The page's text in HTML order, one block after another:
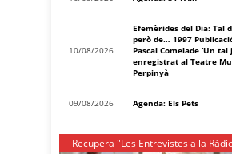
10/08/2026
Efemèrides del Dia: Tal
però de… 1997
Pascal Comelade ‘Un tal
enregistrat al Teatre
Perpinyà
09/08/2026 Agenda: Els Pets
Recupera "Les Entrevistes a la